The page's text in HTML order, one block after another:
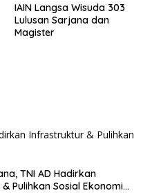
IAIN Langsa Wisuda 303
Lulusan Sarjana dan
Magister
TNI AD Hadirkan
Pulihkan Sosial Ekonomi